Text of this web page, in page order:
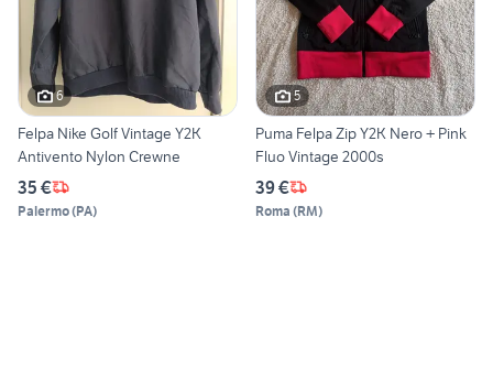
6
Felpa Nike Golf Vintage Y2K
Antivento Nylon Crewne
35 €
Palermo(PA)
5
Puma Felpa Zip Y2K Nero + Pink
Fluo Vintage 2000s
39 €
Roma (RM)